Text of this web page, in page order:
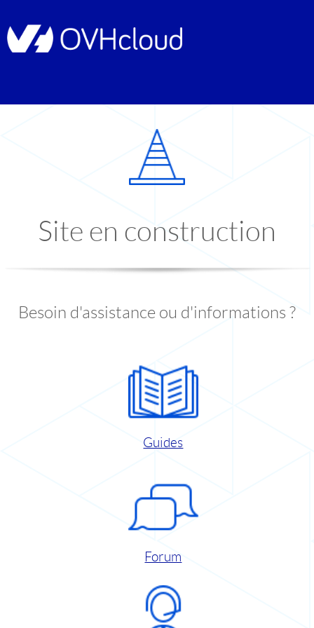
Site en construction
Besoin d'assistance ou d'informations ?
Guides
Forum